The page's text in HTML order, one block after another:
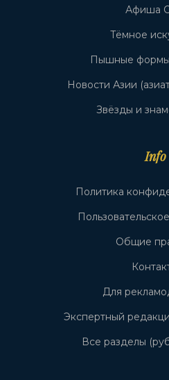
Афиша
Тёмное
Пышные формы
Новости Азии
Звёзды и
Info
Политика
Общие
Для
Экспертный
Все разделы